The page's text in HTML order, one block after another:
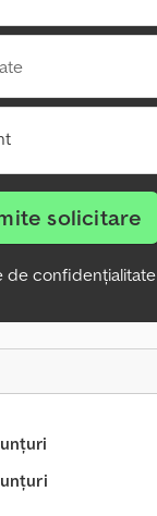
solicitare
de confidențialitate